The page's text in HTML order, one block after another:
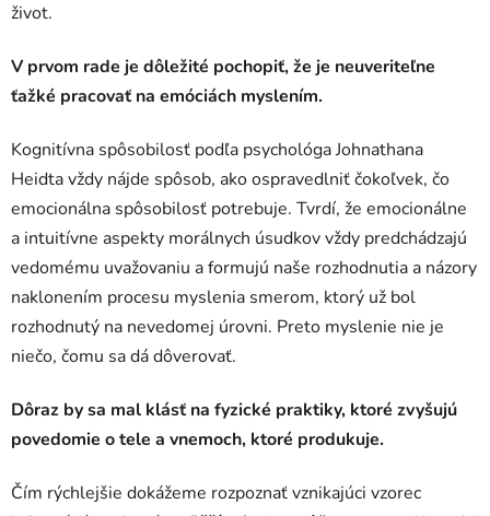
život.
V prvom rade je dôležité pochopiť, že je neuveriteľne
ťažké pracovať na emóciách myslením.
Kognitívna spôsobilosť podľa psychológa Johnathana
Heidta vždy nájde spôsob, ako ospravedlniť čokoľvek, čo
emocionálna spôsobilosť potrebuje. Tvrdí, že emocionálne
a intuitívne aspekty morálnych úsudkov vždy predchádzajú
vedomému uvažovaniu a formujú naše rozhodnutia a názory
naklonením procesu myslenia smerom, ktorý už bol
rozhodnutý na nevedomej úrovni. Preto myslenie nie je
niečo, čomu sa dá dôverovať.
Dôraz by sa mal klásť na fyzické praktiky, ktoré zvyšujú
povedomie o tele a vnemoch, ktoré produkuje.
Čím rýchlejšie dokážeme rozpoznať vznikajúci vzorec